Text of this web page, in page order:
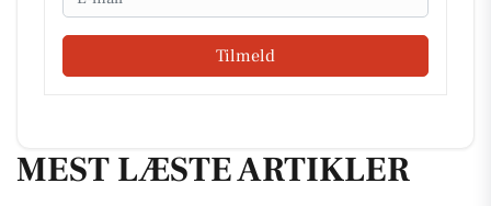
Tilmeld
MEST LÆSTE ARTIKLER